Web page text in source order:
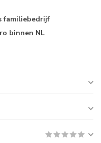
familiebedrijf
binnen NL